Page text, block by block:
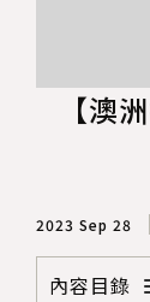
澳洲按摩
【澳
2023 Sep 28
內容目錄